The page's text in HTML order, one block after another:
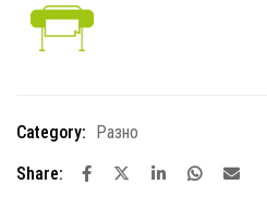
Category:
Разно
Share: